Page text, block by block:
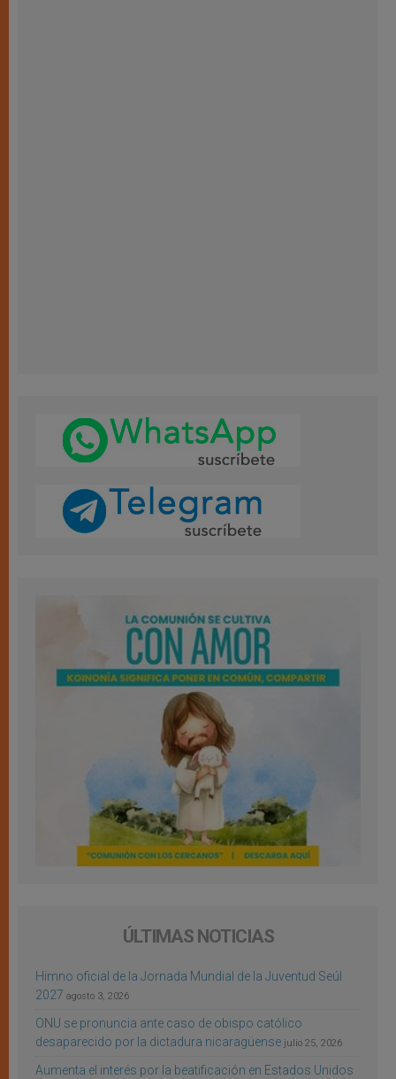
ÚLTIMAS NOTICIAS
Himno oficial de la Jornada Mundial de la Juventud Seúl
2027 agosto 3, 2026
ONU se pronuncia ante caso de obispo católico
desaparecido por la dictadura nicaragüense julio 25, 2026
Aumenta el interés por la beatificación en Estados Unidos